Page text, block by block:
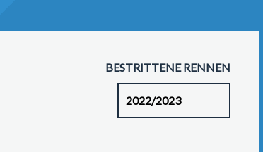
BESTRITTENE RENNEN